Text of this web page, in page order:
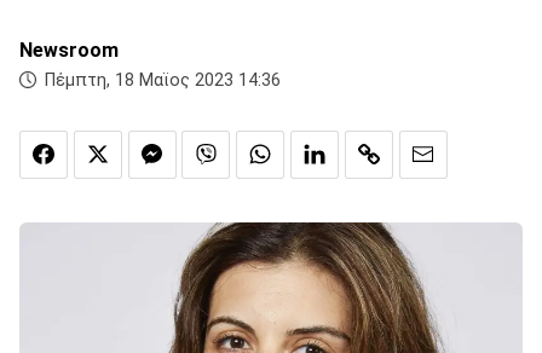
Newsroom
Πέμπτη, 18 Μαϊος 2023 14:36